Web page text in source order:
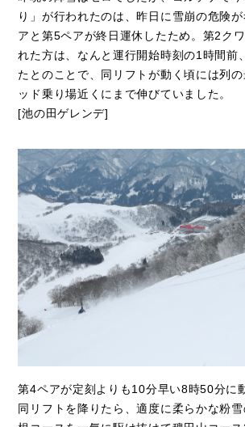
り」が行われたのは、昨日に雪崩の危険
アと第5ペアが終日運休したため。第2ク
れた方は、なんと運行開始時刻の1時間前
たとのことで、同リフトが動く頃には列
ッド乗り場近くにまで伸びていました。
[池の田ゲレンデ]
第4ペアが定刻よりも10分早い8時50分に
同リフトを降りたら、適度に柔らかな粉